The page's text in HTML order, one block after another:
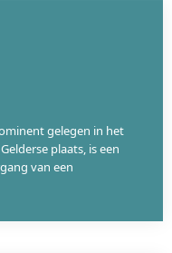
gelegen in het
plaats, is een
van een